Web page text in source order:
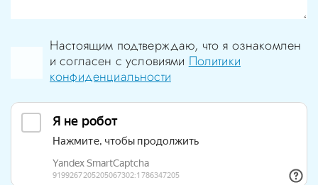
Настоящим подтверждаю, что я ознакомлен
и согласен с условиямиПолитики
конфиденциальности